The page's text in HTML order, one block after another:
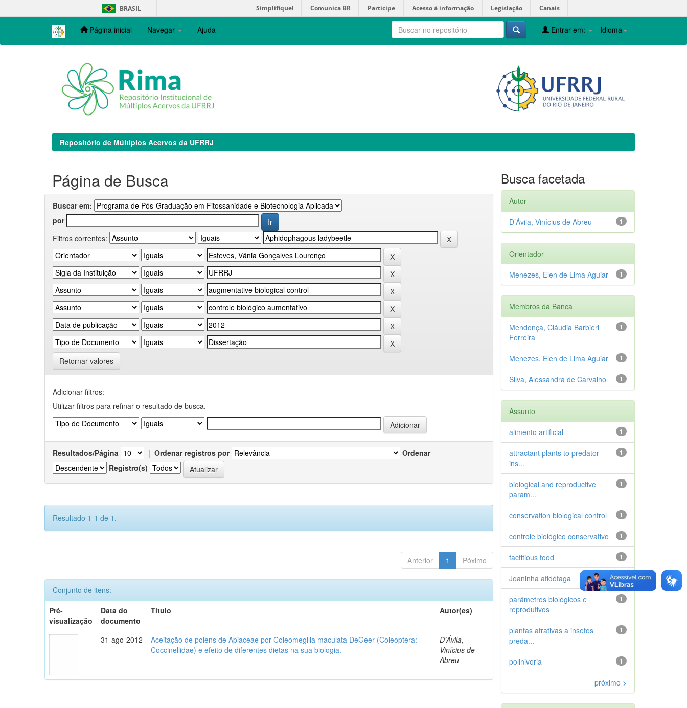
navigation
BRASIL Simplifique! Comunica BR Participe Acesso à informação Legislação Canais
Página inicial Navegar Ajuda Idioma
Entrar em:
Repositório de Múltiplos Acervos da UFRRJ
Página de Busca
Buscar em:
por
Filtros correntes:
Retornar valores
Adicionar filtros:
Utilizar filtros para refinar o resultado de busca.
Resultados/Página | Ordenar registros por
Ordenar
Registro(s)
Resultado 1-1 de 1.
Anterior 1 Póximo
Conjunto de itens:
Pré-
visualização
Data do
documento
Título Autor(es)
31-ago-2012
Aceitação de polens de Apiaceae por Coleomegilla maculata DeGeer (Coleoptera:
Coccinellidae) e efeito de diferentes dietas na sua biologia.
D’Ávila,
Vinícius de
Abreu
Busca facetada
Autor
1
D’Ávila, Vinícius de Abreu
Orientador
1
Menezes, Elen de Lima Aguiar
Membros da Banca
1
Mendonça, Cláudia Barbieri
Ferreira
1
Menezes, Elen de Lima Aguiar
1
Silva, Alessandra de Carvalho
Assunto
1
alimento artificial
1
attractant plants to predator
ins...
1
biological and reproductive
param...
1
conservation biological control
1
controle biológico conservativo
1
factitious food
1
Joaninha afidófaga
1
parâmetros biológicos e
reprodutivos
1
plantas atrativas a insetos
preda...
1
polinivoria
próximo >